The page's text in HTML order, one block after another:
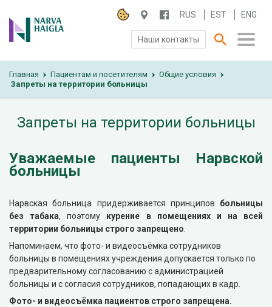
RUS EST ENG
Наши контакты
О БОЛЬНИЦЕ
РАБОТА И ПРАКТИКА
Главная Пациентам и посетителям Общие условия
Запреты на территории больницы
Запреты на территории больницы
Уважаемые пациенты Нарвской
больницы
Нарвская больница придерживается принципов больницы
без табака, поэтому курение в помещениях и на всей
территории больницы строго запрещено
Напоминаем, что фото- и видеосъёмка сотрудников
больницы в помещениях учреждения допускается только по
предварительному согласованию с администрацией
больницы и с согласия сотрудников, попадающих в кадр.
Фото- и видеосъёмка пациентов строго запрещена.